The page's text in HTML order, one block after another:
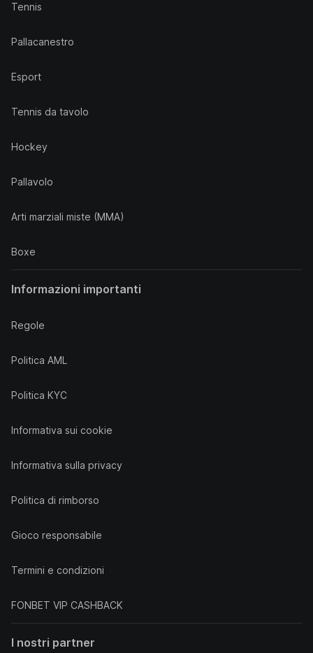
Tennis
Pallacanestro
Esport
Tennis da tavolo
Hockey
Pallavolo
Arti marziali miste (MMA)
Boxe
Informazioni importanti
Regole
Politica AML
Politica KYC
Informativa sui cookie
Informativa sulla privacy
Politica di rimborso
Gioco responsabile
Termini e condizioni
FONBET VIP CASHBACK
I nostri partner